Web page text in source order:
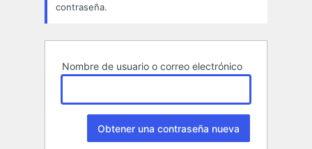
contraseña.
Nombre de usuario o correo electrónico